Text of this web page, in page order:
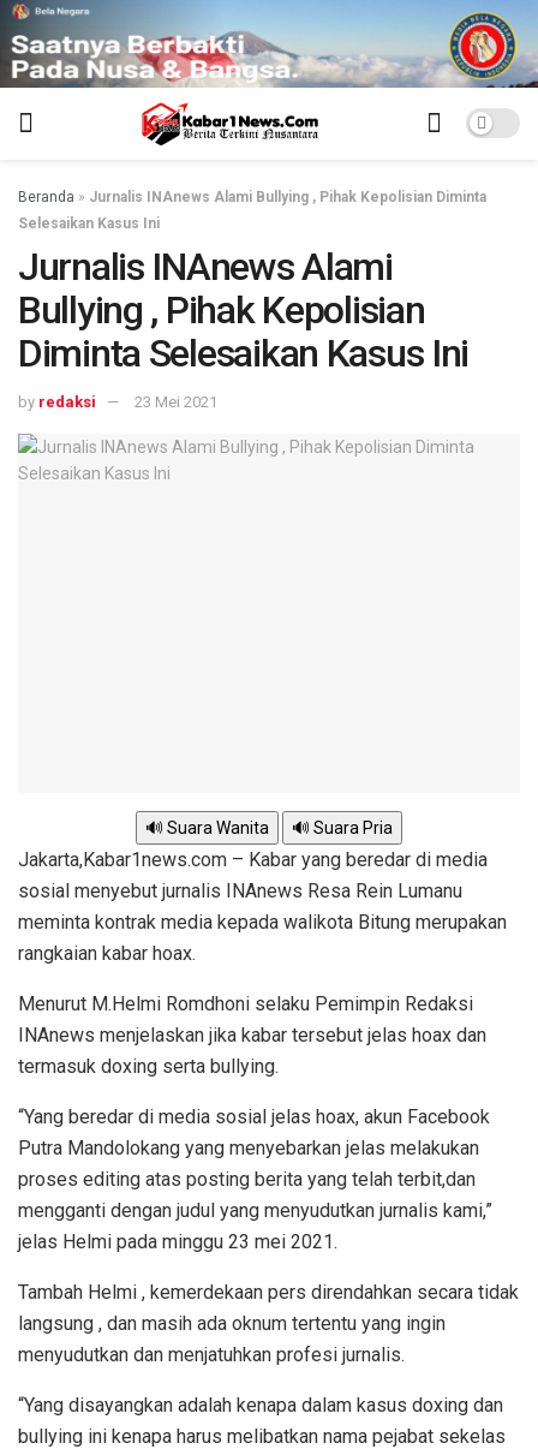
Beranda » Jurnalis INAnews Alami Bullying , Pihak Kepolisian Diminta
Selesaikan Kasus Ini
Jurnalis INAnews Alami
Bullying , Pihak Kepolisian
Diminta Selesaikan Kasus Ini
by redaksi 23 Mei 2021
🔊 Suara Wanita 🔊 Suara Pria
Jakarta,Kabar1news.com – Kabar yang beredar di media
sosial menyebut jurnalis INAnews Resa Rein Lumanu
meminta kontrak media kepada walikota Bitung merupakan
rangkaian kabar hoax.
Menurut M.Helmi Romdhoni selaku Pemimpin Redaksi
INAnews menjelaskan jika kabar tersebut jelas hoax dan
termasuk doxing serta bullying.
“Yang beredar di media sosial jelas hoax, akun Facebook
Putra Mandolokang yang menyebarkan jelas melakukan
proses editing atas posting berita yang telah terbit,dan
mengganti dengan judul yang menyudutkan jurnalis kami,”
jelas Helmi pada minggu 23 mei 2021.
Tambah Helmi , kemerdekaan pers direndahkan secara tidak
langsung , dan masih ada oknum tertentu yang ingin
menyudutkan dan menjatuhkan profesi jurnalis.
“Yang disayangkan adalah kenapa dalam kasus doxing dan
bullying ini kenapa harus melibatkan nama pejabat sekelas